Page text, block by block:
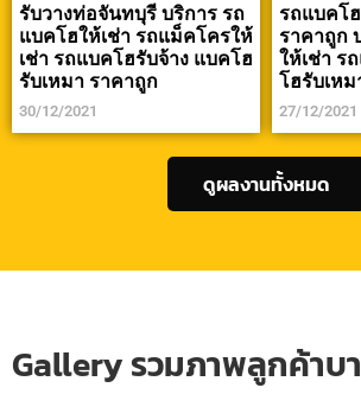
รับวางท่อจันทบุรี บริการ รถ
แบคโฮให้เช่า รถแม็คโครให้
เช่า รถแบคโฮรับจ้าง แบคโฮ
รับเหมา ราคาถูก
30/12/2021
รถแบคโ
ราคาถูก
ให้เช่า ร
โฮรับเหม
27/12/2021
ดูผลงานทั้งหมด
Gallery รวมภาพลูกค้าบ